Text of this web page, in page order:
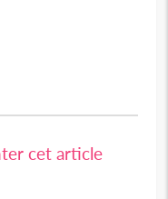
cet article